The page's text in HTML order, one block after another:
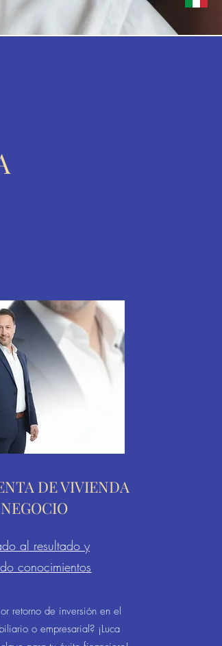
DE VIVIENDA
al resultado y
conocimientos
retorno de inversión en el
o empresarial? ¡Luca